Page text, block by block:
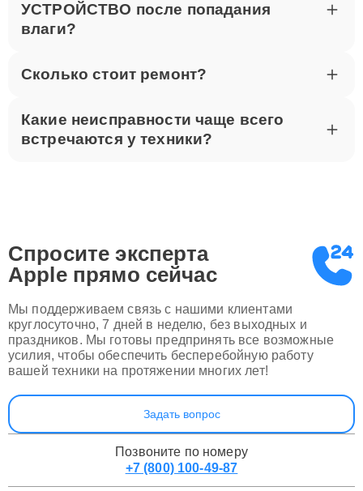
УСТРОЙСТВО после попадания
влаги?
Сколько стоит ремонт?
Какие неисправности чаще всего
встречаются у техники?
Спросите эксперта
Apple прямо сейчас
Мы поддерживаем связь с нашими клиентами
круглосуточно, 7 дней в неделю, без выходных и
праздников. Мы готовы предпринять все возможные
усилия, чтобы обеспечить бесперебойную работу
вашей техники на протяжении многих лет!
Задать вопрос
Позвоните по номеру
+7 (800) 100-49-87